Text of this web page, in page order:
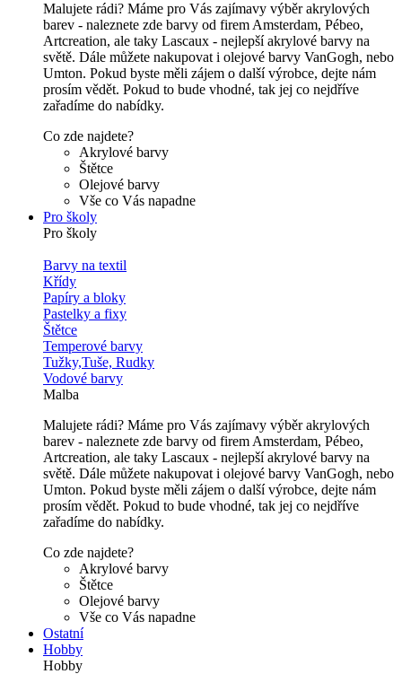
Malujete rádi? Máme pro Vás zajímavy výběr akrylových
barev - naleznete zde barvy od firem Amsterdam, Pébeo,
Artcreation, ale taky Lascaux - nejlepší akrylové barvy na
světě. Dále můžete nakupovat i olejové barvy VanGogh, nebo
Umton. Pokud byste měli zájem o další výrobce, dejte nám
prosím vědět. Pokud to bude vhodné, tak jej co nejdříve
zařadíme do nabídky.
Co zde najdete?
Akrylové barvy
Štětce
Olejové barvy
Vše co Vás napadne
Pro školy
Pro školy
Barvy na textil
Křídy
Papíry a bloky
Pastelky a fixy
Štětce
Temperové barvy
Tužky,Tuše, Rudky
Vodové barvy
Malba
Malujete rádi? Máme pro Vás zajímavy výběr akrylových
barev - naleznete zde barvy od firem Amsterdam, Pébeo,
Artcreation, ale taky Lascaux - nejlepší akrylové barvy na
světě. Dále můžete nakupovat i olejové barvy VanGogh, nebo
Umton. Pokud byste měli zájem o další výrobce, dejte nám
prosím vědět. Pokud to bude vhodné, tak jej co nejdříve
zařadíme do nabídky.
Co zde najdete?
Akrylové barvy
Štětce
Olejové barvy
Vše co Vás napadne
Ostatní
Hobby
Hobby